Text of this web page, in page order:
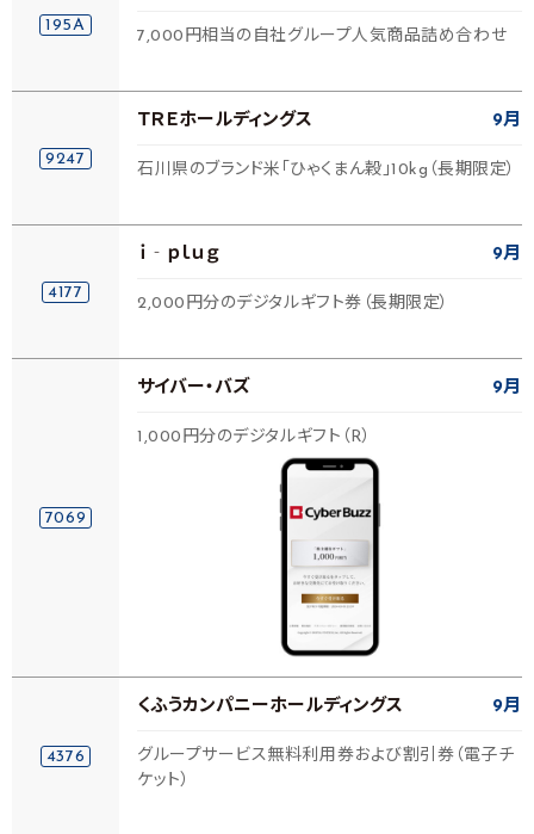
195A
7,000円相当の自社グループ人気商品詰め合わせ
9247
ＴＲＥホールディングス 9月
石川県のブランド米「ひゃくまん穀」10kg（長期限定）
4177
ｉ‐ｐｌｕｇ 9月
2,000円分のデジタルギフト券（長期限定）
7069
サイバー・バズ 9月
1,000円分のデジタルギフト（R）
4376
くふうカンパニーホールディングス 9月
グループサービス無料利用券および割引券（電子チ
ケット）